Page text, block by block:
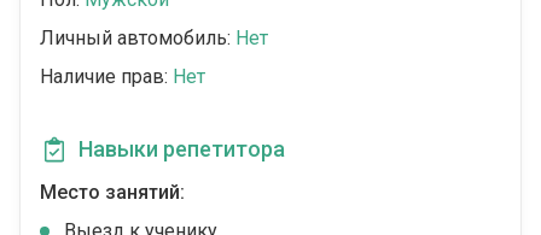
Личный автомобиль: Нет
Наличие прав: Нет
Навыки репетитора
Место занятий: